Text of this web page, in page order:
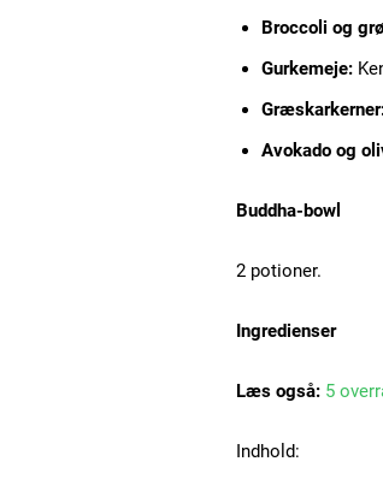
Broccoli og
Gurkemeje:
Avokado og
Buddha-bowl
2 potioner.
Ingredienser
Læs også: 5
Indhold: